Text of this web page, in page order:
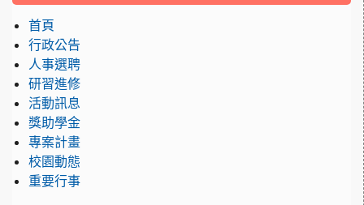
首頁
行政公告
人事選聘
研習進修
活動訊息
獎助學金
專案計畫
校園動態
重要行事